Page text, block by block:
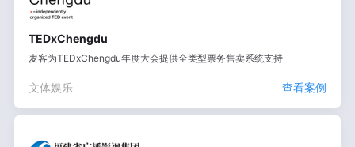
TEDxChengdu
麦客为TEDxChengdu年度大会提供全类型票务售卖系统支持
文体娱乐 查看案例